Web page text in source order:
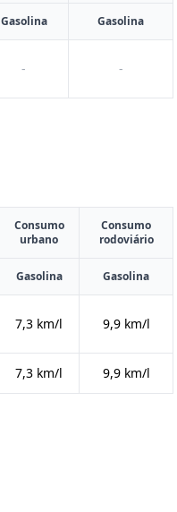
Gasolina Gasolina
- -
Consumo
urbano
Consumo
rodoviário
Gasolina Gasolina
7,3 km/l 9,9 km/l
7,3 km/l 9,9 km/l